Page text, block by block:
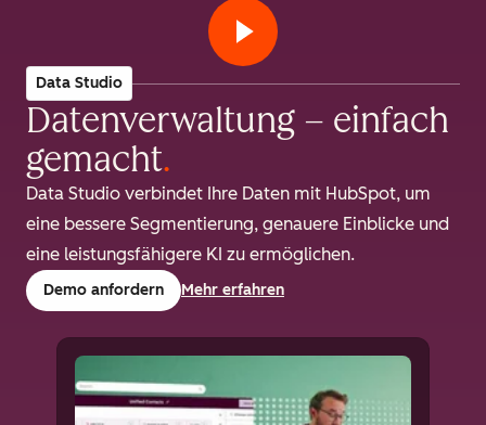
Data Studio
Datenverwaltung – einfach
gemacht.
Data Studio verbindet Ihre Daten mit HubSpot, um
eine bessere Segmentierung, genauere Einblicke und
eine leistungsfähigere KI zu ermöglichen.
Demo anfordern Mehr erfahren